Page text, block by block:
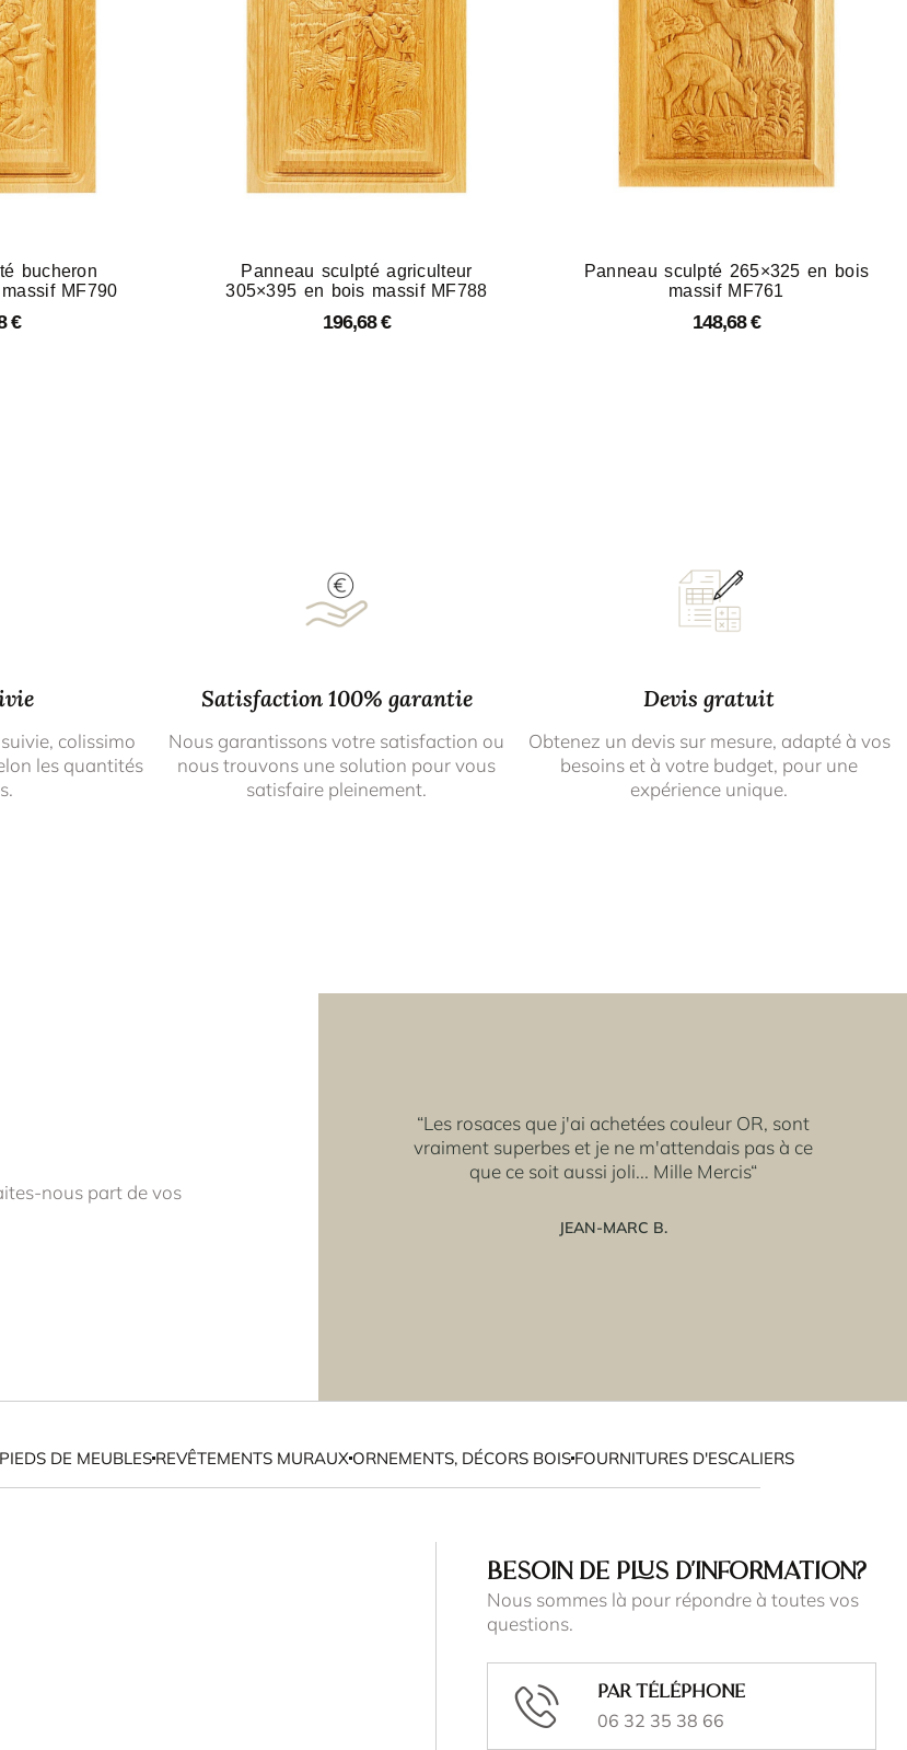
bucheron
MF790
€
Panneau sculpté agriculteur
305×395 en bois massif MF788
196,68€
Panneau sculpté 265×325 en bois
massif MF761
148,68€
colissimo
les quantités
Satisfaction 100% garantie
Nous garantissons votre satisfaction ou
nous trouvons une solution pour vous
satisfaire pleinement.
Devis gratuit
Obtenez un devis sur mesure, adapté à vos
besoins et à votre budget, pour une
expérience unique.
nous part de vos
“Les rosaces que j'ai achetées couleur OR, sont
vraiment superbes et je ne m'attendais pas à ce
que ce soit aussi joli... Mille Mercis“
JEAN-MARC B.
DE MEUBLESREVÊTEMENTS MURAUXORNEMENTS, DÉCORS BOISFOURNITURES D'ESCALIERS
BESOIN DE PLUS D'INFORMATION?
Nous sommes là pour répondre à toutes vos
questions.
Par téléphone
06 32 35 38 66